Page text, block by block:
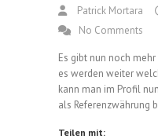
Patrick Mortara
No Comments
Es gibt nun noch
es werden weiter
kann man im Profil
als Referenzwährung
Teilen mit: